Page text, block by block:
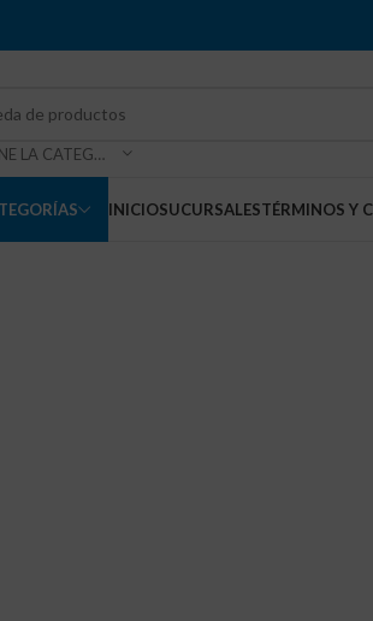
SELECCIONE LA CATEGORÍA
INICIOSUCURSALESTÉRMINOS Y